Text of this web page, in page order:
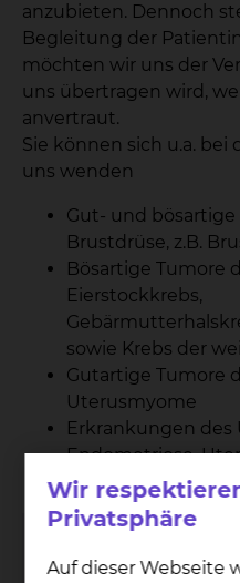
anzubieten. Dennoch
Begleitung der
möchten wir uns der
uns übertragen wird,
anvertraut.
Sie können sich u.a.
uns wenden
Gut- und
Brustdrüse, z.B.
Bösartige Tumore
Eierstockkrebs,
sowie Krebs der
Gutartige Tumore
Uterusmyome
Erkrankungen des
Endometriose,
der Gebärmutter)
Wir
Privatsphäre
Auf dieser Webseite